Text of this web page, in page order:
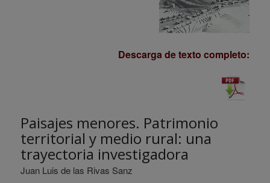
Descarga de texto completo:
Paisajes menores. Patrimonio
territorial y medio rural: una
trayectoria investigadora
Juan Luis de las Rivas Sanz